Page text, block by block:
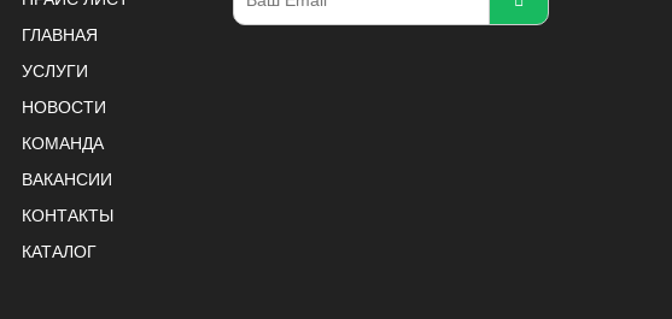
ГЛАВНАЯ
УСЛУГИ
НОВОСТИ
КОМАНДА
ВАКАНСИИ
КОНТАКТЫ
КАТАЛОГ